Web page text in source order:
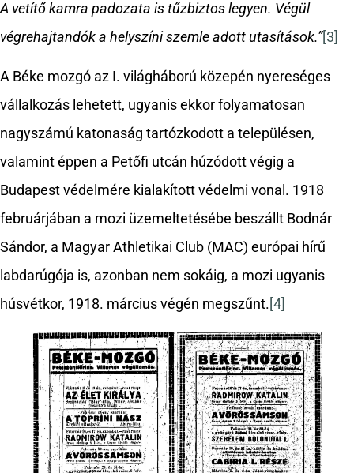
A vetítő kamra padozata is tűzbiztos legyen. Végül
végrehajtandók a helyszíni szemle adott utasítások.”[3]
A Béke mozgó az I. világháború közepén nyereséges
vállalkozás lehetett, ugyanis ekkor folyamatosan
nagyszámú katonaság tartózkodott a településen,
valamint éppen a Petőfi utcán húzódott végig a
Budapest védelmére kialakított védelmi vonal. 1918
februárjában a mozi üzemeltetésébe beszállt Bodnár
Sándor, a Magyar Athletikai Club (MAC) európai hírű
labdarúgója is, azonban nem sokáig, a mozi ugyanis
húsvétkor, 1918. március végén megszűnt. [4]